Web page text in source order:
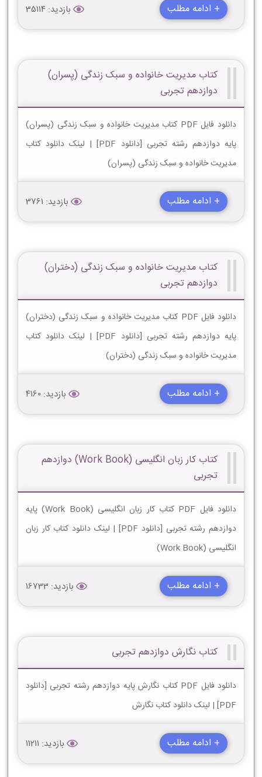
+ ادامه مطلب بازدید: 35114
کتاب مدیریت خانواده و سبک زندگی (پسران)
دوازدهم تجربی
دانلود فایل PDF کتاب مدیریت خانواده و سبک زندگی (پسران)
پایه دوازدهم رشته تجربی [دانلود PDF] | لینک دانلود کتاب
مدیریت خانواده و سبک زندگی (پسران)
+ ادامه مطلب بازدید: 3761
کتاب مدیریت خانواده و سبک زندگی (دختران)
دوازدهم تجربی
دانلود فایل PDF کتاب مدیریت خانواده و سبک زندگی (دختران)
پایه دوازدهم رشته تجربی [دانلود PDF] | لینک دانلود کتاب
مدیریت خانواده و سبک زندگی (دختران)
+ ادامه مطلب بازدید: 4160
کتاب کار زبان انگلیسی (Work Book) دوازدهم
تجربی
دانلود فایل PDF کتاب کار زبان انگلیسی (Work Book) پایه
دوازدهم رشته تجربی [دانلود PDF] | لینک دانلود کتاب کار زبان
انگلیسی (Work Book)
+ ادامه مطلب بازدید: 16733
کتاب نگارش دوازدهم تجربی
دانلود فایل PDF کتاب نگارش پایه دوازدهم رشته تجربی [دانلود
PDF] | لینک دانلود کتاب نگارش
+ ادامه مطلب بازدید: 11211